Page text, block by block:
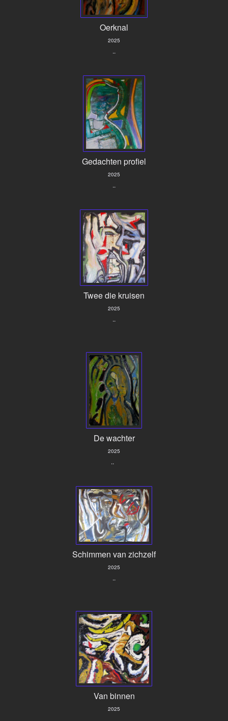
Oerknal
2025
..
Gedachten profiel
2025
..
Twee die kruisen
2025
..
De wachter
2025
..
Schimmen van zichzelf
2025
..
Van binnen
2025